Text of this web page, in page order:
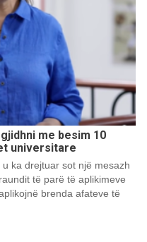
me besim 10
universitare
ka drejtuar sot një mesazh
të parë të aplikimeve
brenda afateve të